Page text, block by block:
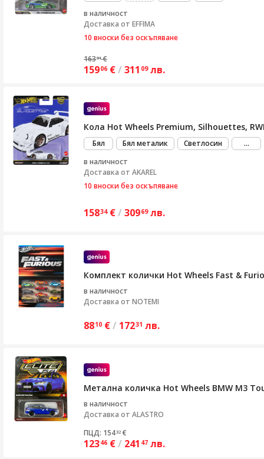
в наличност
Доставка от EFFIMA
10 вноски без оскъпяване
16391 €
15906 €/ 311 09 лв.
Кола Hot Wheels Premium, Silhouettes,
Бял Бял металик Светлосин ...виж
в наличност
Доставка от AKAREL
10 вноски без оскъпяване
15834 €/ 30969 лв.
Комплект колички Hot Wheels Fast &
в наличност
Доставка от NOTEMI
8810 €/ 17231 лв.
Метална количка Hot Wheels BMW M3
в наличност
Доставка от ALASTRO
ПЦД: 15432 €
12346 €/ 241 47 лв.